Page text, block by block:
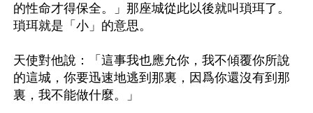
的性命才得保全。」那座城從此以後就叫瑣珥了。
瑣珥就是「小」的意思。
天使對他說：「這事我也應允你，我不傾覆你所說
的這城，你要迅速地逃到那裏，因爲你還沒有到那